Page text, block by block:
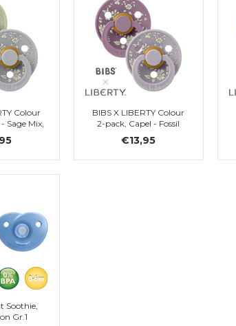
Colour
Sage Mix,
BIBS X LIBERTY Colour
2-pack, Capel - Fossil
€13,95
Soothie,
Gr.1